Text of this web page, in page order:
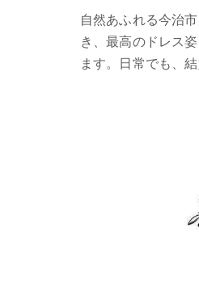
自然あふれる今治
き、最高のドレス
ます。日常でも、